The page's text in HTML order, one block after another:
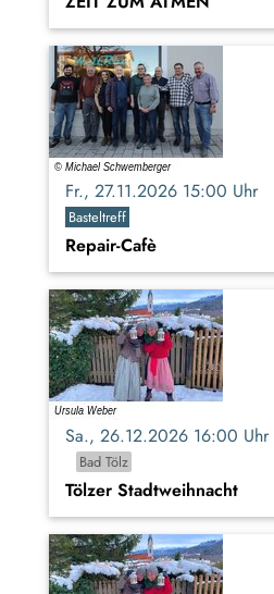
Fr., 27.11.2026 15:00 Uhr
Basteltreff
Repair-Cafè
Sa., 26.12.2026 16:00 Uhr
Bad Tölz
Tölzer Stadtweihnacht